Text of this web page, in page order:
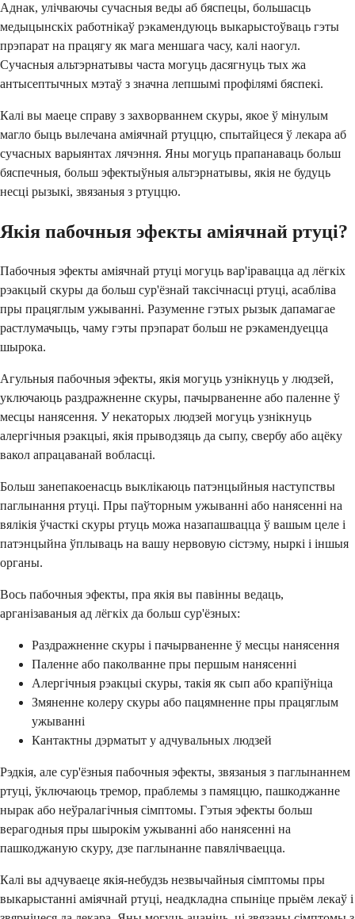
Аднак, улічваючы сучасныя веды аб бяспецы, большасць
медыцынскіх работнікаў рэкамендуюць выкарыстоўваць гэты
прэпарат на працягу як мага меншага часу, калі наогул.
Сучасныя альтэрнатывы часта могуць дасягнуць тых жа
антысептычных мэтаў з значна лепшымі профілямі бяспекі.
Калі вы маеце справу з захворваннем скуры, якое ў мінулым
магло быць вылечана аміячнай ртуццю, спытайцеся ў лекара аб
сучасных варыянтах лячэння. Яны могуць прапанаваць больш
бяспечныя, больш эфектыўныя альтэрнатывы, якія не будуць
несці рызыкі, звязаныя з ртуццю.
Якія пабочныя эфекты аміячнай ртуці?
Пабочныя эфекты аміячнай ртуці могуць вар'іравацца ад лёгкіх
рэакцый скуры да больш сур'ёзнай таксічнасці ртуці, асабліва
пры працяглым ужыванні. Разуменне гэтых рызык дапамагае
растлумачыць, чаму гэты прэпарат больш не рэкамендуецца
шырока.
Агульныя пабочныя эфекты, якія могуць узнікнуць у людзей,
уключаюць раздражненне скуры, пачырваненне або паленне ў
месцы нанясення. У некаторых людзей могуць узнікнуць
алергічныя рэакцыі, якія прыводзяць да сыпу, свербу або ацёку
вакол апрацаванай вобласці.
Больш занепакоенасць выклікаюць патэнцыйныя наступствы
паглынання ртуці. Пры паўторным ужыванні або нанясенні на
вялікія ўчасткі скуры ртуць можа назапашвацца ў вашым целе і
патэнцыйна ўплываць на вашу нервовую сістэму, ныркі і іншыя
органы.
Вось пабочныя эфекты, пра якія вы павінны ведаць,
арганізаваныя ад лёгкіх да больш сур'ёзных:
Раздражненне скуры і пачырваненне ў месцы нанясення
Паленне або паколванне пры першым нанясенні
Алергічныя рэакцыі скуры, такія як сып або крапіўніца
Змяненне колеру скуры або пацямненне пры працяглым
ужыванні
Кантактны дэрматыт у адчувальных людзей
Рэдкія, але сур'ёзныя пабочныя эфекты, звязаныя з паглынаннем
ртуці, ўключаюць тремор, праблемы з памяццю, пашкоджанне
нырак або неўралагічныя сімптомы. Гэтыя эфекты больш
верагодныя пры шырокім ужыванні або нанясенні на
пашкоджаную скуру, дзе паглынанне павялічваецца.
Калі вы адчуваеце якія-небудзь незвычайныя сімптомы пры
выкарыстанні аміячнай ртуці, неадкладна спыніце прыём лекаў і